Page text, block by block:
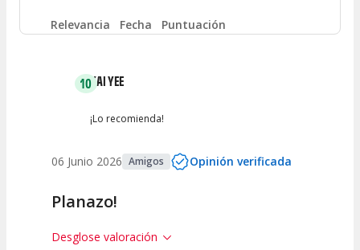
Entre 4 y 6 0
Relevancia Fecha Puntuación
10KAI YEE
¡Lo recomienda!
06 Junio 2026 Amigos Opinión verificada
Planazo!
Desglose valoración